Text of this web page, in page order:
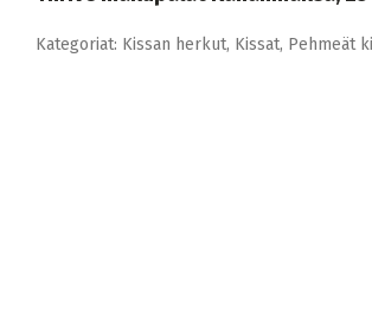
Kategoriat: Kissan herkut, Kissat, Pehmeät